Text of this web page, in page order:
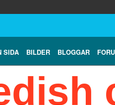
SIDA BILDER BLOGGAR